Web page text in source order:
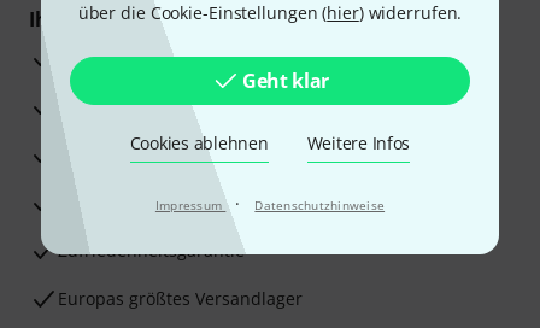
über die Cookie-Einstellungen (hier) widerrufen.
Geht klar
Cookies ablehnen Weitere Infos
Impressum · Datenschutzhinweise
Ihre Vorteile
3 Jahre Thomann Garantie
30 Tage Money-Back-Garantie
Reparaturservice
Beratung durch Fachexperten
Zufriedenheitsgarantie
Europas größtes Versandlager